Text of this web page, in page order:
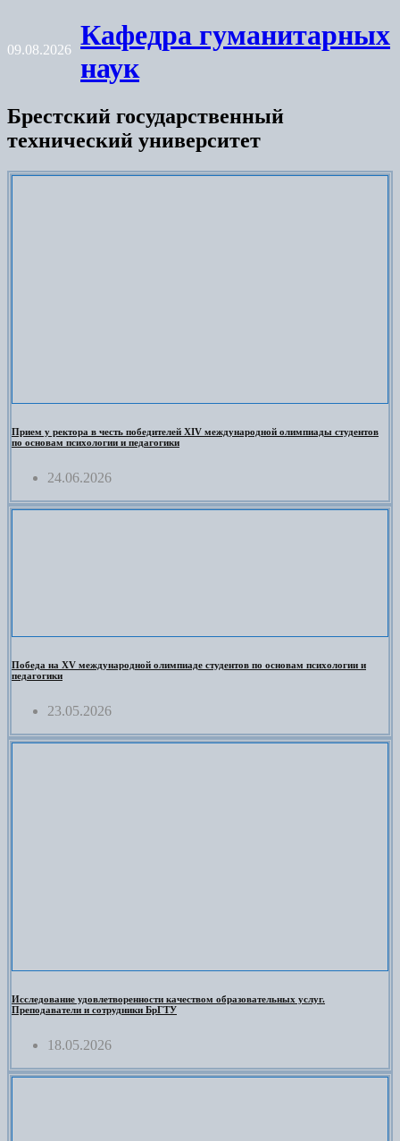
to
content
09.08.2026 Кафедра гуманитарных
наук
Брестский государственный
технический университет
Прием у ректора в честь победителей XIV международной олимпиады студентов
по основам психологии и педагогики
24.06.2026
Победа на XV международной олимпиаде студентов по основам психологии и
педагогики
23.05.2026
Исследование удовлетворенности качеством образовательных услуг.
Преподаватели и сотрудники БрГТУ
18.05.2026